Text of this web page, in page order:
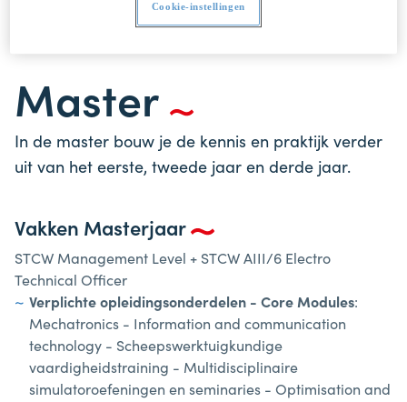
Master
In de master bouw je de kennis en praktijk verder
uit van het eerste, tweede jaar en derde jaar.
Vakken Masterjaar
STCW Management Level + STCW AIII/6 Electro
Technical Officer
Verplichte opleidingsonderdelen - Core Modules:
Mechatronics - Information and communication
technology - Scheepswerktuigkundige
vaardigheidstraining - Multidisciplinaire
simulatoroefeningen en seminaries - Optimisation and
Cookie-instellingen